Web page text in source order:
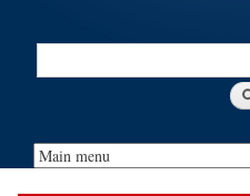
Search